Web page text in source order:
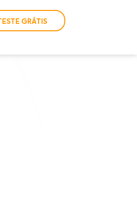
TESTE GRÁTIS